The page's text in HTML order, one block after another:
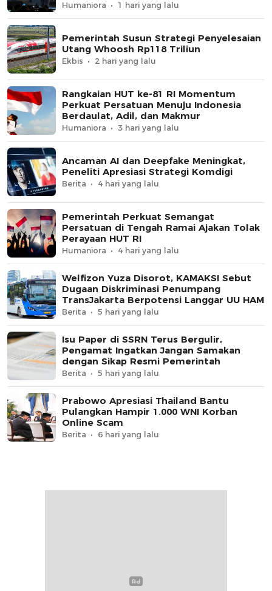
Humaniora 1 hari yang lalu
Pemerintah Susun Strategi Penyelesaian
Utang Whoosh Rp118 Triliun
Ekbis 2 hari yang lalu
Rangkaian HUT ke-81 RI Momentum
Perkuat Persatuan Menuju Indonesia
Berdaulat, Adil, dan Makmur
Humaniora 3 hari yang lalu
Ancaman AI dan Deepfake Meningkat,
Peneliti Apresiasi Strategi Komdigi
Berita 4 hari yang lalu
Pemerintah Perkuat Semangat
Persatuan di Tengah Ramai Ajakan Tolak
Perayaan HUT RI
Humaniora 4 hari yang lalu
Welfizon Yuza Disorot, KAMAKSI Sebut
Dugaan Diskriminasi Penumpang
TransJakarta Berpotensi Langgar UU HAM
Berita 5 hari yang lalu
Isu Paper di SSRN Terus Bergulir,
Pengamat Ingatkan Jangan Samakan
dengan Sikap Resmi Pemerintah
Berita 5 hari yang lalu
Prabowo Apresiasi Thailand Bantu
Pulangkan Hampir 1.000 WNI Korban
Online Scam
Berita 6 hari yang lalu